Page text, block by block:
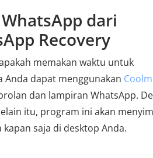
dari
Recovery
memakan waktu untuk
Anda dapat menggunakan
dan lampiran WhatsApp.
itu, program ini akan
saja di desktop Anda.